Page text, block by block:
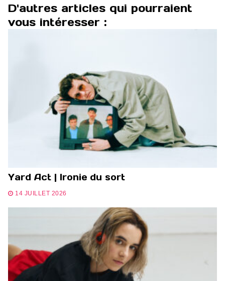
D'autres articles qui pourraient
vous intéresser :
Yard Act | Ironie du sort
14 JUILLET 2026